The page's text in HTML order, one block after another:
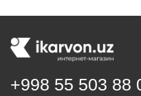
+998 55 503 88